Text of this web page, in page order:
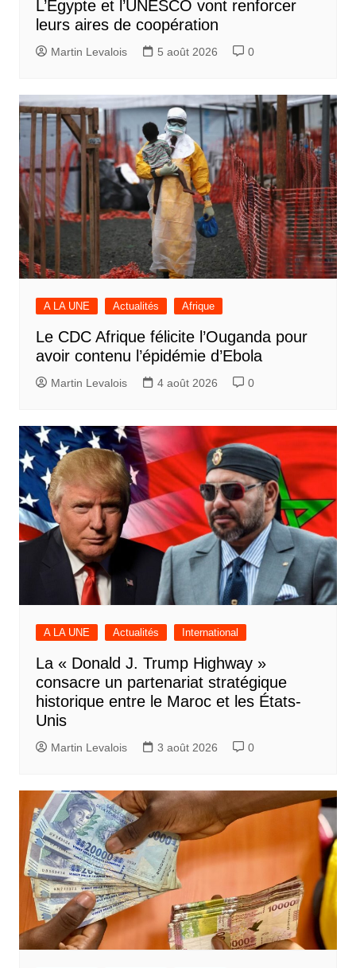
L’Egypte et l’UNESCO vont renforcer
leurs aires de coopération
Martin Levalois 5 août 2026 0
A LA UNE Actualités Afrique
Le CDC Afrique félicite l’Ouganda pour
avoir contenu l’épidémie d’Ebola
Martin Levalois 4 août 2026 0
A LA UNE Actualités International
La « Donald J. Trump Highway »
consacre un partenariat stratégique
historique entre le Maroc et les États-
Unis
Martin Levalois 3 août 2026 0